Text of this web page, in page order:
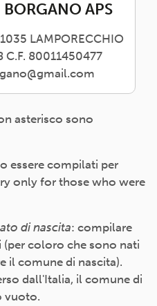
APS
LAMPORECCHIO
C.F. 80011450477
asterisco sono
essere compilati per
only for those who were
di nascita: compilare
coloro che sono nati
il comune di nascita).
dall'Italia, il comune di
vuoto.